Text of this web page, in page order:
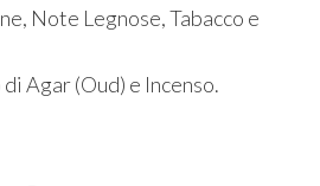
Note Legnose, Tabacco e
Agar (Oud) e Incenso.